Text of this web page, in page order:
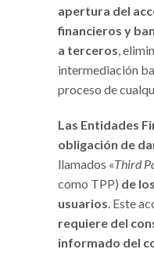
apertura del
financieros y
a terceros,
intermediación
proceso de
Las Entidades
obligación de
llamados «Third
como TPP) de
usuarios. Este
requiere del
informado del